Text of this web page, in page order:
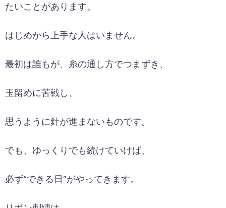
たいことがあります。
はじめから上手な人はいません。
最初は誰もが、糸の通し方でつまずき、
玉留めに苦戦し、
思うように針が進まないものです。
でも、ゆっくりでも続けていけば、
必ず“できる日”がやってきます。